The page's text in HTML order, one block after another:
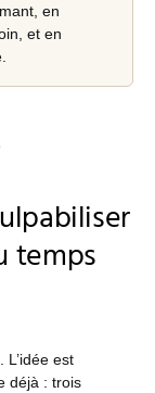
en
et en
temps
est
déjà : trois